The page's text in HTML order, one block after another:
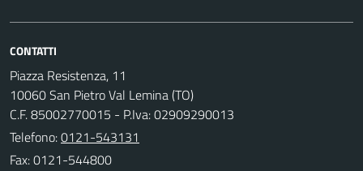
CONTATTI
Piazza Resistenza, 11
10060 San Pietro Val Lemina (TO)
C.F. 85002770015 - P.Iva: 02909290013
Telefono:0121-543131
Fax: 0121-544800